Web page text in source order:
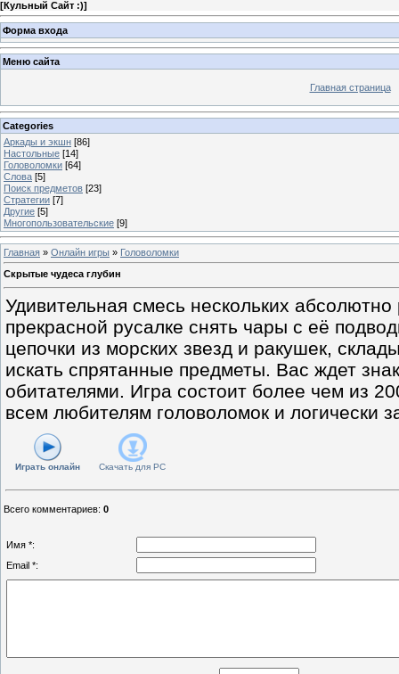
[Кульный Сайт :)]
Форма входа
Меню сайта
Главная страница
Categories
Аркады и экшн [86]
Настольные [14]
Головоломки [64]
Слова [5]
Поиск предметов [23]
Стратегии [7]
Другие [5]
Многопользовательские [9]
Главная » Онлайн игры » Головоломки
Скрытые чудеса глубин
Удивительная смесь нескольких
прекрасной русалке снять чары с её
цепочки из морских звезд и ракушек,
искать спрятанные предметы. Вас ждет
обитателями. Игра состоит более чем из
всем любителям головоломок и логически
Играть онлайн Скачать для PC
Всего комментариев: 0
Имя *:
Email *: